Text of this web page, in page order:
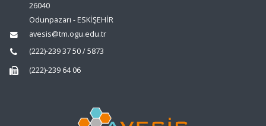
26040
Odunpazarı - ESKİŞEHİR
avesis@tm.ogu.edu.tr
(222)-239 37 50 / 5873
(222)-239 64 06